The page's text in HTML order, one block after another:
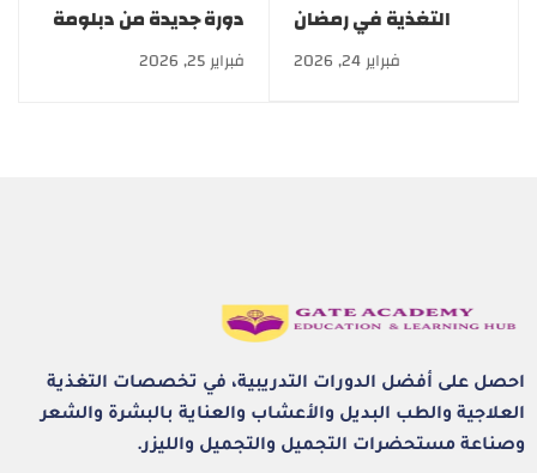
التغذية في رمضان
2026 لصيام صحي
ومريح وبدون زيادة وزن
فبراير 24, 2026
دورة جديدة من دبلومة
صناعة مستحضرات
التجميل بخصم 50%
فبراير 25, 2026
احصل على أفضل الدورات التدريبية، في تخصصات التغذية
العلاجية والطب البديل والأعشاب والعناية بالبشرة والشعر
وصناعة مستحضرات التجميل والتجميل والليزر.